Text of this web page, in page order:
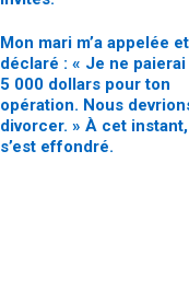
Mon mari m’a appelée
déclaré : « Je ne paierai
5 000 dollars pour ton
opération. Nous
divorcer. » À cet
s’est effondré.